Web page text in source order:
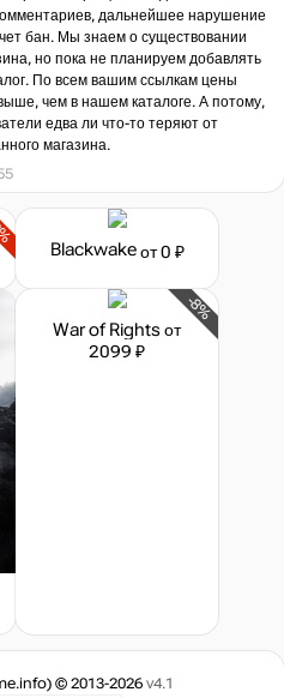
дальнейшее нарушение
бан. Мы знаем о существовании
но пока не планируем добавлять
По всем вашим ссылкам цены
чем в нашем каталоге. А потому,
едва ли что-то теряют от
магазина.
Blackwakeот 0 ₽
-8%
War of Rightsот
2099 ₽
© 2013-2026 v4.1